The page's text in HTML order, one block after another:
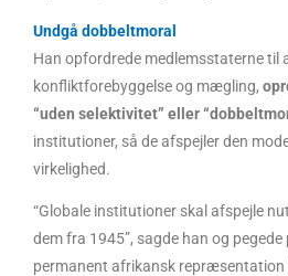
Undgå dobbeltmoral
Han opfordrede medlemsstaterne til
konfliktforebyggelse og mægling,
“uden selektivitet” eller
institutioner, så de afspejler den
virkelighed.
“Globale institutioner skal afspejle
dem fra 1945”, sagde han og
permanent afrikansk repræsentation